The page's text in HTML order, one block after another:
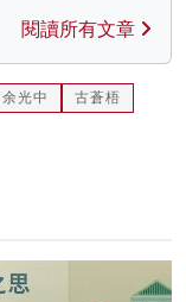
閱讀所有文章
余光中
古蒼梧